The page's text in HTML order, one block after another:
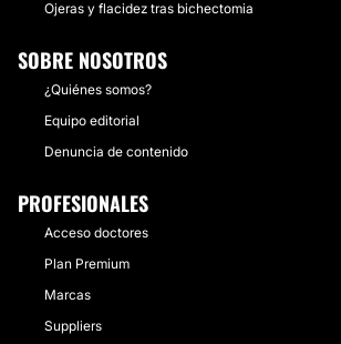
Ojeras y flacidez tras bichectomia
SOBRE NOSOTROS
¿Quiénes somos?
Equipo editorial
Denuncia de contenido
PROFESIONALES
Acceso doctores
Plan Premium
Marcas
Suppliers